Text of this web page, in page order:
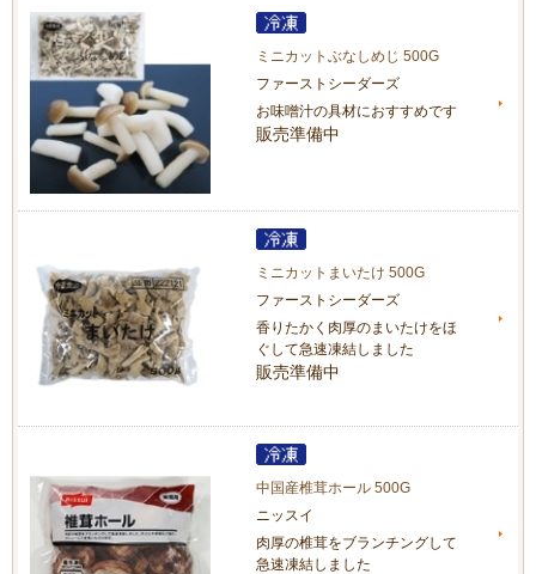
ミニカットぶなしめじ 500G
ファーストシーダーズ
お味噌汁の具材におすすめです
販売準備中
ミニカットまいたけ 500G
ファーストシーダーズ
香りたかく肉厚のまいたけをほ
ぐして急速凍結しました
販売準備中
中国産椎茸ホール 500G
ニッスイ
肉厚の椎茸をブランチングして
急速凍結しました